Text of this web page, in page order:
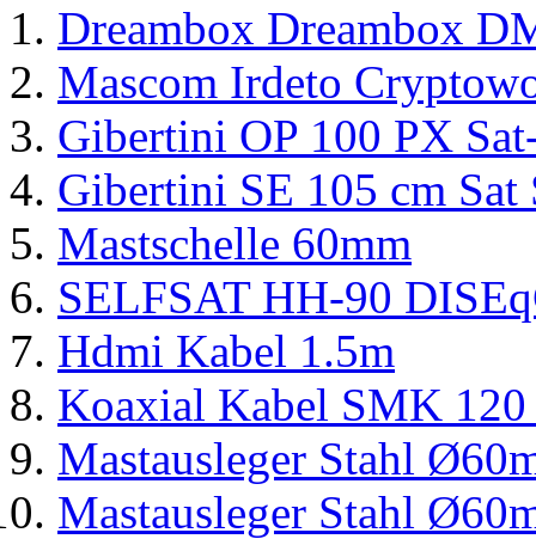
Dreambox Dreambox
Mascom Irdeto
Gibertini OP 100 PX
Gibertini SE 105 cm Sat
Mastschelle 60mm
SELFSAT HH-90
Hdmi Kabel 1.5m
Koaxial Kabel SMK 120
Mastausleger Stahl
Mastausleger Stahl